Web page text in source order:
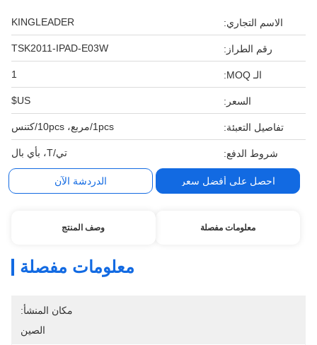
الاسم التجاري: KINGLEADER
رقم الطراز: TSK2011-IPAD-E03W
الـ MOQ: 1
السعر: US$
تفاصيل التعبئة: 1pcs/مربع، 10pcs/كتنس
شروط الدفع: تي/T، بأي بال
احصل على أفضل سعر الدردشة الآن
معلومات مفصلة وصف المنتج
معلومات مفصلة
مكان المنشأ:
الصين